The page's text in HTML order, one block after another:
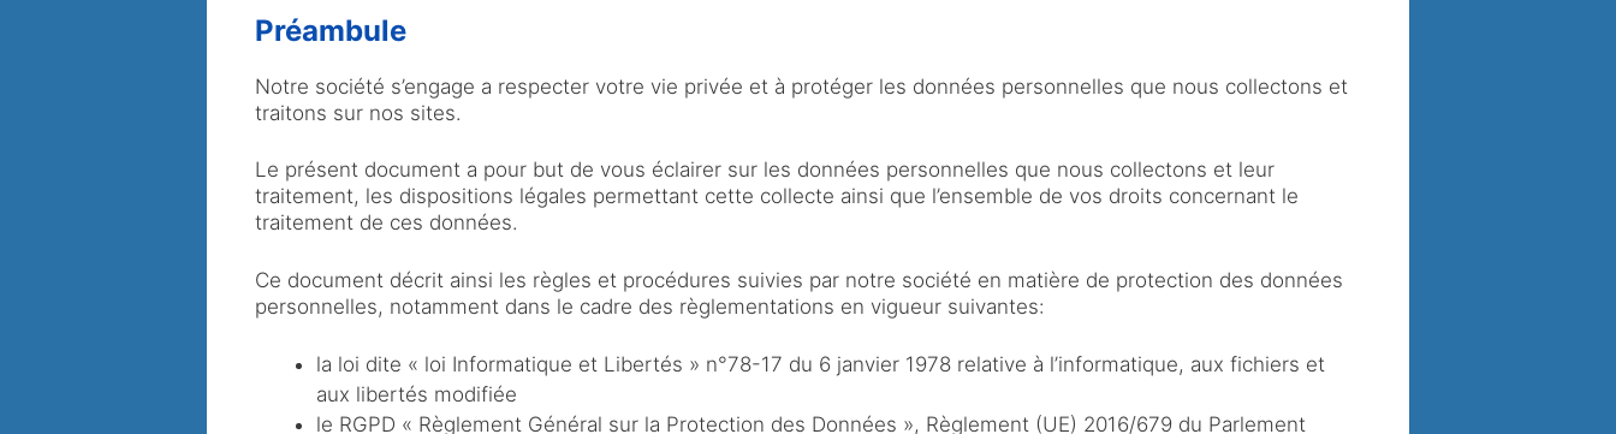
Préambule
Notre société s’engage a respecter votre vie privée et à protéger les données personnelles que nous collectons et
traitons sur nos sites.
Le présent document a pour but de vous éclairer sur les données personnelles que nous collectons et leur
traitement, les dispositions légales permettant cette collecte ainsi que l’ensemble de vos droits concernant le
traitement de ces données.
Ce document décrit ainsi les règles et procédures suivies par notre société en matière de protection des données
personnelles, notamment dans le cadre des règlementations en vigueur suivantes:
la loi dite « loi Informatique et Libertés » n°78-17 du 6 janvier 1978 relative à l’informatique, aux fichiers et
aux libertés modifiée
le RGPD « Règlement Général sur la Protection des Données », Règlement (UE) 2016/679 du Parlement